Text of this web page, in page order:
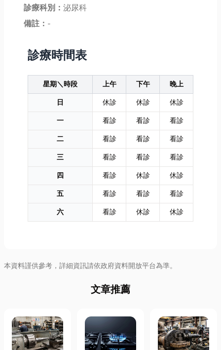
診療科別： 泌尿科
備註： -
診療時間表
星期＼時段 上午 下午
晚上
日
休診 休診
休診
一
看診 看診
看診
二
看診 看診
看診
三
看診 看診
看診
四
看診 休診
休診
五
看診 看診
看診
六
看診 休診 休診
本資料謹供參考，詳細資訊請依政府資料開放平台為準。
文章推薦